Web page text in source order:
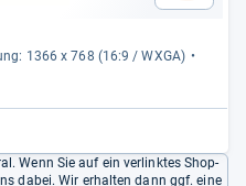
1366 x 768 (16:9 / WXGA)
Wenn Sie auf ein verlinktes Shop-
dabei. Wir erhalten dann ggf. eine